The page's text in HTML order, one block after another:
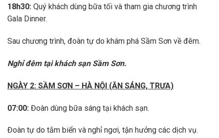
18h30: Quý khách dùng bữa tối và tham gia chương trình
Gala Dinner.
Sau chương trình, đoàn tự do khám phá Sầm Sơn về đêm.
Nghỉ đêm tại khách sạn Sầm Sơn.
NGÀY 2: SẦM SƠN – HÀ NỘI (ĂN SÁNG, TRƯA)
07:00: Đoàn dùng bữa sáng tại khách sạn.
Đoàn tự do tắm biển và nghỉ ngơi, tận hưởng các dịch vụ.